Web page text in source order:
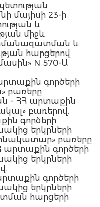
մայիսի 23-ի
և
միջև
և
հարցերով
N 570-Ա
գործերի
բառերը
- ՀՀ արտաքին
բառերով.
գործերի
երկրների
բառերը
արտաքին գործերի
երկրների
գործերի
երկրների
հարցերի